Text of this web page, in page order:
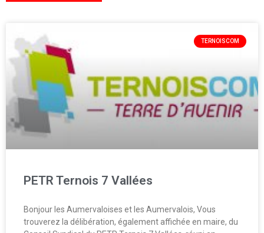
TERNOISCOM
PETR Ternois 7 Vallées
Bonjour les Aumervaloises et les Aumervalois, Vous
trouverez la délibération, également affichée en maire, du